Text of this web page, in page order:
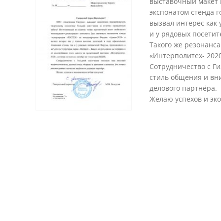
экспонатом стенда
вызвал интерес
и у рядовых
Такого же
«Интерполитех-
Сотрудничество с
стиль общения и
делового партнёра.
Желаю успехов и